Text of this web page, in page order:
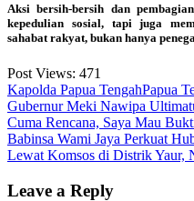
Aksi bersih-bersih dan
kepedulian sosial, tapi juga
sahabat rakyat, bukan hanya
Post Views: 471
Kapolda Papua TengahPapua
Post
navigation
Gubernur Meki Nawipa
Cuma Rencana, Saya Mau
Babinsa Wami Jaya Perkuat
Lewat Komsos di Distrik Yaur,
Leave a Reply